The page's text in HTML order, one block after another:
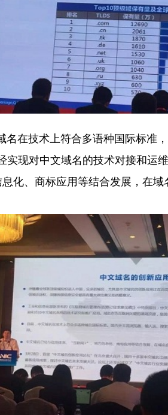
在技术上符合多语种国际标准，
实现对中文域名的技术对接和运
化、商标应用等结合发展，在